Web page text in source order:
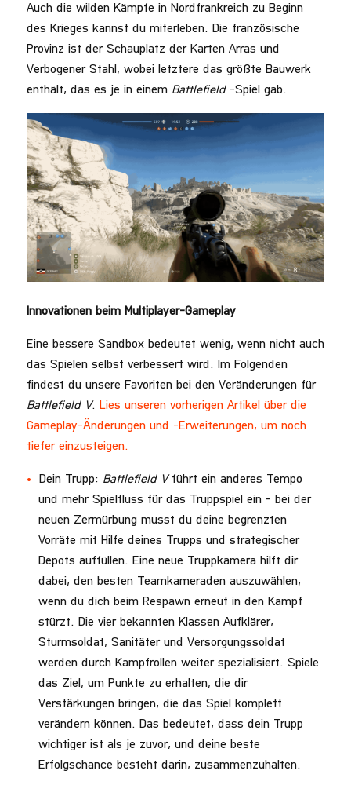
Auch die wilden Kämpfe in Nordfrankreich zu Beginn
des Krieges kannst du miterleben. Die französische
Provinz ist der Schauplatz der Karten Arras und
Verbogener Stahl, wobei letztere das größte Bauwerk
enthält, das es je in einem Battlefield -Spiel gab.
Innovationen beim Multiplayer-Gameplay
Eine bessere Sandbox bedeutet wenig, wenn nicht auch
das Spielen selbst verbessert wird. Im Folgenden
findest du unsere Favoriten bei den Veränderungen für
Battlefield V.
Lies unseren vorherigen Artikel über die
Gameplay-Änderungen und -Erweiterungen, um noch
tiefer einzusteigen.
Dein Trupp: Battlefield V führt ein anderes Tempo
und mehr Spielfluss für das Truppspiel ein – bei der
neuen Zermürbung musst du deine begrenzten
Vorräte mit Hilfe deines Trupps und strategischer
Depots auffüllen. Eine neue Truppkamera hilft dir
dabei, den besten Teamkameraden auszuwählen,
wenn du dich beim Respawn erneut in den Kampf
stürzt. Die vier bekannten Klassen Aufklärer,
Sturmsoldat, Sanitäter und Versorgungssoldat
werden durch Kampfrollen weiter spezialisiert. Spiele
das Ziel, um Punkte zu erhalten, die dir
Verstärkungen bringen, die das Spiel komplett
verändern können. Das bedeutet, dass dein Trupp
wichtiger ist als je zuvor, und deine beste
Erfolgschance besteht darin, zusammenzuhalten.